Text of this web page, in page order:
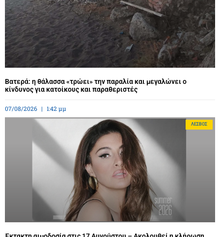
Βατερά: η θάλασσα «τρώει» την παραλία και μεγαλώνει ο
κίνδυνος για κατοίκους και παραθεριστές
07/08/2026 1:42 μμ
ΛΈΣΒΟΣ